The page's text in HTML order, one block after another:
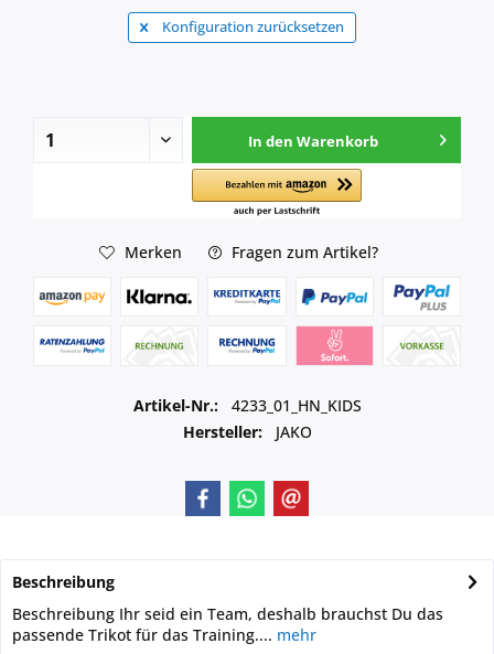
Konfiguration zurücksetzen
In den Warenkorb
Merken Fragen zum Artikel?
Artikel-Nr.:
4233_01_HN_KIDS
Hersteller:
JAKO
Beschreibung
Beschreibung Ihr seid ein Team, deshalb brauchst Du das
passende Trikot für das Training.... mehr